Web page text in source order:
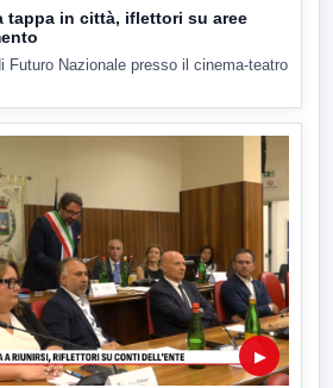
tappa in città, iflettori su aree
Futuro Nazionale presso il cinema-teatro
▶